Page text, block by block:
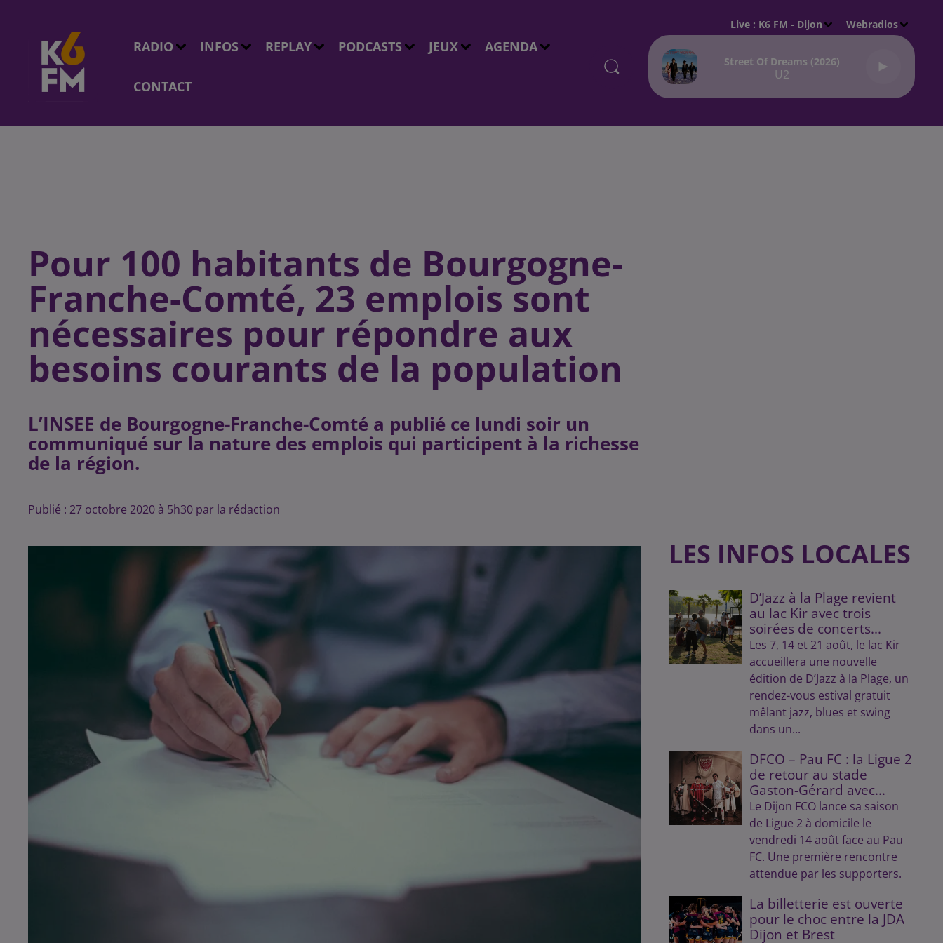
RADIO INFOS REPLAY PODCASTS JEUX AGENDA
CONTACT
Live : K6 FM - Dijon Webradios
Street Of Dreams (2026)
U2
Pour 100 habitants de Bourgogne-
Franche-Comté, 23 emplois sont
nécessaires pour répondre aux
besoins courants de la population
L’INSEE de Bourgogne-Franche-Comté a publié ce lundi soir un
communiqué sur la nature des emplois qui participent à la richesse
de la région.
Publié : 27 octobre 2020 à 5h30 par la rédaction
LES INFOS LOCALES
D’Jazz à la Plage revient
au lac Kir avec trois
soirées de concerts...
Les 7, 14 et 21 août, le lac Kir
accueillera une nouvelle
édition de D’Jazz à la Plage, un
rendez-vous estival gratuit
mêlant jazz, blues et swing
dans un...
DFCO – Pau FC : la Ligue 2
de retour au stade
Gaston-Gérard avec...
Le Dijon FCO lance sa saison
de Ligue 2 à domicile le
vendredi 14 août face au Pau
FC. Une première rencontre
attendue par les supporters.
La billetterie est ouverte
pour le choc entre la JDA
Dijon et Brest